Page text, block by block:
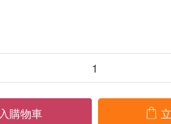
購物車